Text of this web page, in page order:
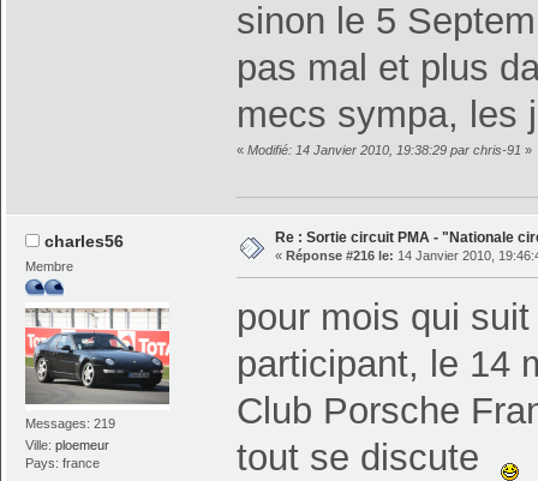
sinon le 5
pas mal et plus
mecs sympa, les
« Modifié: 14 Janvier 2010, 19:38:29 par chris-91 »
charles56
Membre
Messages: 219
Ville:ploemeur
Pays: france
Re : Sortie circuit PMA - "Nationale
« Réponse #216 le: 14 Janvier 2010,
pour mois qui
participant, le 14
Club Porsche
tout se discute